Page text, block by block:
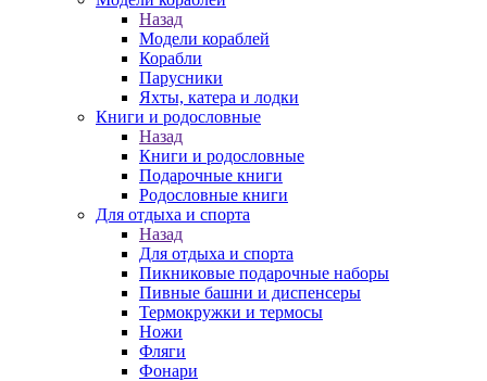
Назад
Модели кораблей
Корабли
Парусники
Яхты, катера и лодки
Книги и родословные
Назад
Книги и родословные
Подарочные книги
Родословные книги
Для отдыха и спорта
Назад
Для отдыха и спорта
Пикниковые подарочные наборы
Пивные башни и диспенсеры
Термокружки и термосы
Ножи
Фляги
Фонари